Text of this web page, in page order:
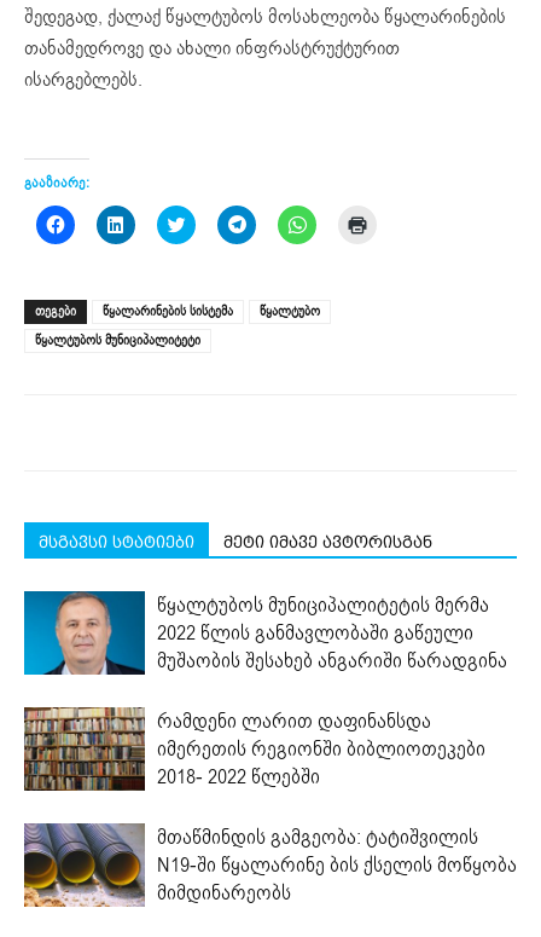
შედეგად, ქალაქ წყალტუბოს მოსახლეობა წყალარინების
თანამედროვე და ახალი ინფრასტრუქტურით
ისარგებლებს.
გააზიარე:
Click
to
(Opens
in
new
window)
Click
to
(Opens
in
new
window)
Click
to
(Opens
in
new
window)
Click
to
(Opens
in
Click
to
in
ᲗᲔᲒᲔᲑᲘ წყალარინების სისტემა
წყალტუბო
წყალტუბოს მუნიციპალიტეტი
მსგავსი სტატიები მეტი იმავე ავტორისგან
წყალტუბოს მუნიციპალიტეტის მერმა
2022 წლის განმავლობაში გაწეული
მუშაობის შესახებ ანგარიში წარადგინა
რამდენი ლარით დაფინანსდა
იმერეთის რეგიონში ბიბლიოთეკები
2018- 2022 წლებში
მთაწმინდის გამგეობა: ტატიშვილის
N19-ში წყალარინე ბის ქსელის მოწყობა
მიმდინარეობს